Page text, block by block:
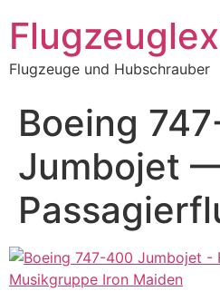
Inhalt
springen
Flugzeuge und Hubschrauber
Boeing
Jumbojet